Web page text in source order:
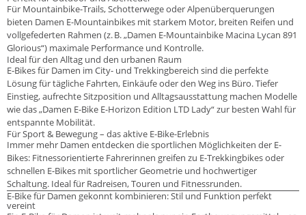
Für Mountainbike-Trails, Schotterwege oder Alpenüberquerungen
bieten Damen E-Mountainbikes mit starkem Motor, breiten Reifen und
vollgefederten Rahmen (z. B. „Damen E-Mountainbike Macina Lycan 891
Glorious“) maximale Performance und Kontrolle.
Ideal für den Alltag und den urbanen Raum
E-Bikes für Damen im City- und Trekkingbereich sind die perfekte
Lösung für tägliche Fahrten, Einkäufe oder den Weg ins Büro. Tiefer
Einstieg, aufrechte Sitzposition und Alltagsausstattung machen Modelle
wie das „Damen E-Bike E-Horizon Edition LTD Lady“ zur besten Wahl für
entspannte Mobilität.
Für Sport & Bewegung – das aktive E-Bike-Erlebnis
Immer mehr Damen entdecken die sportlichen Möglichkeiten der E-
Bikes: Fitnessorientierte Fahrerinnen greifen zu E-Trekkingbikes oder
schnellen E-Bikes mit sportlicher Geometrie und hochwertiger
Schaltung. Ideal für Radreisen, Touren und Fitnessrunden.
E-Bike für Damen gekonnt kombinieren: Stil und Funktion perfekt
vereint